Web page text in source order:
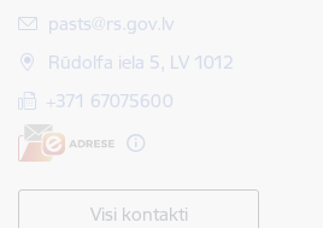
E-pasts:
pasts@rs.gov.lv
Rūdolfa iela 5, LV 1012
+371 67075600
Visi kontakti